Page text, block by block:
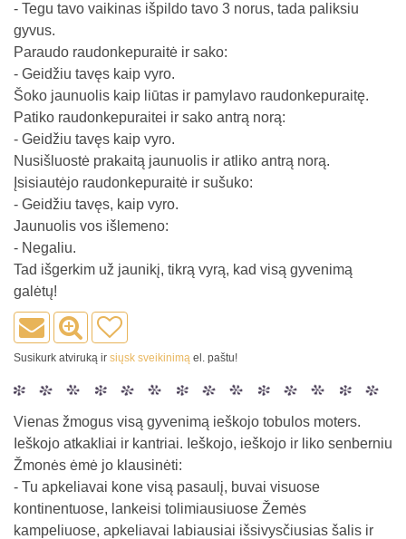
- Tegu tavo vaikinas išpildo tavo 3 norus, tada paliksiu
gyvus.
Paraudo raudonkepuraitė ir sako:
- Geidžiu tavęs kaip vyro.
Šoko jaunuolis kaip liūtas ir pamylavo raudonkepuraitę.
Patiko raudonkepuraitei ir sako antrą norą:
- Geidžiu tavęs kaip vyro.
Nusišluostė prakaitą jaunuolis ir atliko antrą norą.
Įsisiautėjo raudonkepuraitė ir sušuko:
- Geidžiu tavęs, kaip vyro.
Jaunuolis vos išlemeno:
- Negaliu.
Tad išgerkim už jaunikį, tikrą vyrą, kad visą gyvenimą
galėtų!
Susikurk atviruką ir siųsk sveikinimą el. paštu!
Vienas žmogus visą gyvenimą ieškojo tobulos moters.
Ieškojo atkakliai ir kantriai. Ieškojo, ieškojo ir liko senberniu
Žmonės ėmė jo klausinėti:
- Tu apkeliavai kone visą pasaulį, buvai visuose
kontinentuose, lankeisi tolimiausiuose Žemės
kampeliuose, apkeliavai labiausiai išsivysčiusias šalis ir